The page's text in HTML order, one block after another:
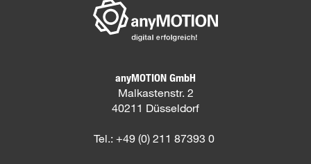
anyMOTION GmbH
Malkastenstr. 2
40211 Düsseldorf
Tel.: +49 (0) 211 87393 0